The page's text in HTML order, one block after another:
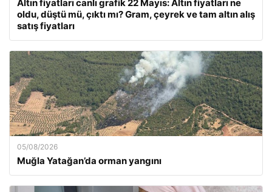
Altın fiyatları canlı grafik 22 Mayıs: Altın fiyatları ne
oldu, düştü mü, çıktı mı? Gram, çeyrek ve tam altın alış
satış fiyatları
05/08/2026
Muğla Yatağan’da orman yangını